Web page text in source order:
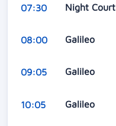
07:30 Night Court
08:00 Galileo
09:05 Galileo
10:05 Galileo